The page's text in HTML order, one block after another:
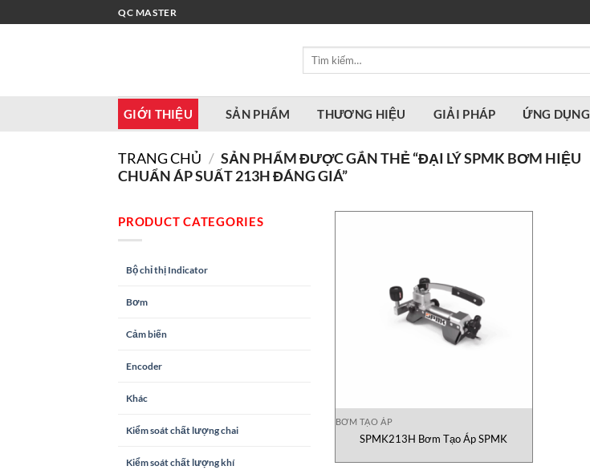
qua
QC MASTER
Tìm
GIỚI THIỆU SẢN PHẨM THƯƠNG HIỆU GIẢI PHÁP ỨNG DỤNG
TRANG CHỦ / SẢN PHẨM ĐƯỢC GẮN THẺ “ĐẠI LÝ SPMK BƠM HIỆU
CHUẨN ÁP SUẤT 213H ĐÁNG GIÁ”
PRODUCT CATEGORIES
Bộ chỉ thị Indicator
Bơm
Cảm biến
Encoder
Khác
Kiểm soát chất lượng chai
Kiểm soát chất lượng khí
BƠM TẠO ÁP
SPMK213H Bơm Tạo Áp SPMK